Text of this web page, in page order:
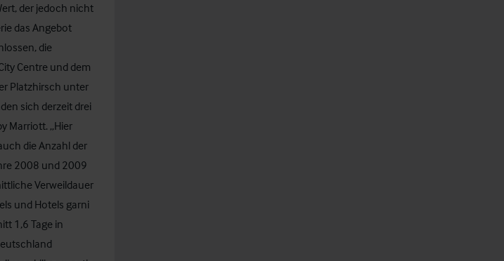
der jedoch nicht
das Angebot
die
Centre und dem
Platzhirsch unter
sich derzeit drei
Marriott. „Hier
die Anzahl der
2008 und 2009
Verweildauer
und Hotels garni
1,6 Tage in